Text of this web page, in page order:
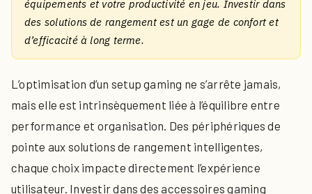
équipements et votre productivité en jeu. Investir dans
des solutions de rangement est un gage de confort et
d’efficacité à long terme.
L’optimisation d’un setup gaming ne s’arrête jamais,
mais elle est intrinsèquement liée à l’équilibre entre
performance et organisation. Des périphériques de
pointe aux solutions de rangement intelligentes,
chaque choix impacte directement l’expérience
utilisateur. Investir dans des accessoires gaming